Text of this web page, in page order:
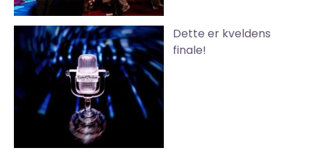
Dette er kveldens
finale!